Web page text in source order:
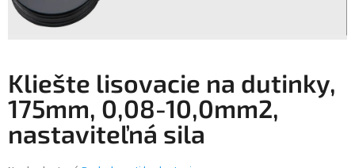
Kliešte lisovacie na dutinky,
175mm, 0,08-10,0mm2,
nastaviteľná sila